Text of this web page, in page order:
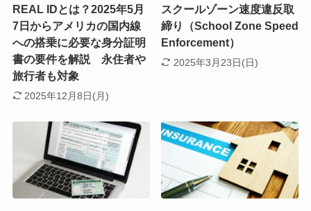
REAL IDとは？2025年5月
7日からアメリカの国内線
への搭乗に必要な身分証明
書の要件を解説 永住者や
旅行者も対象
2025年12月8日(月)
スクールゾーン速度違反取
締り（School Zone Speed
Enforcement）
2025年3月23日(日)